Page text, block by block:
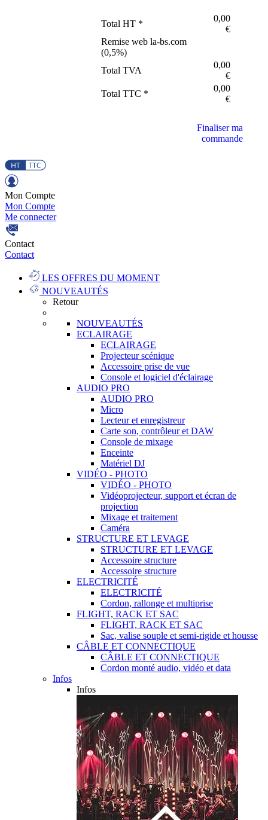
Total HT *
0,00
€
Remise web la-bs.com
(0,5%)
Total TVA
0,00
€
Total TTC *
0,00
€
Finaliser ma
commande
Mon Compte
Mon Compte
Me connecter
Contact
Contact
LES OFFRES DU MOMENT
NOUVEAUTÉS
Retour
NOUVEAUTÉS
ECLAIRAGE
ECLAIRAGE
Projecteur scénique
Accessoire prise de vue
Console et logiciel d'éclairage
AUDIO PRO
AUDIO PRO
Micro
Lecteur et enregistreur
Carte son, contrôleur et DAW
Console de mixage
Enceinte
Matériel DJ
VIDÉO - PHOTO
VIDÉO - PHOTO
Vidéoprojecteur, support et écran de
projection
Mixage et traitement
Caméra
STRUCTURE ET LEVAGE
STRUCTURE ET LEVAGE
Accessoire structure
Accessoire structure
ELECTRICITÉ
ELECTRICITÉ
Cordon, rallonge et multiprise
FLIGHT, RACK ET SAC
FLIGHT, RACK ET SAC
Sac, valise souple et semi-rigide et housse
CÂBLE ET CONNECTIQUE
CÂBLE ET CONNECTIQUE
Cordon monté audio, vidéo et data
Infos
Infos